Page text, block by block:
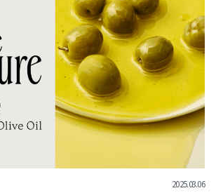
2025.03.06